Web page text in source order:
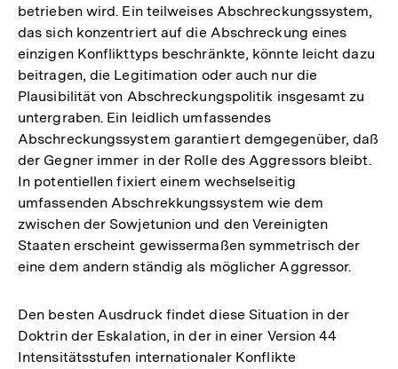
betrieben wird. Ein teilweises Abschreckungssystem,
das sich konzentriert auf die Abschreckung eines
einzigen Konflikttyps beschränkte, könnte leicht dazu
beitragen, die Legitimation oder auch nur die
Plausibilität von Abschreckungspolitik insgesamt zu
untergraben. Ein leidlich umfassendes
Abschreckungssystem garantiert demgegenüber, daß
der Gegner immer in der Rolle des Aggressors bleibt.
In potentiellen fixiert einem wechselseitig
umfassenden Abschrekkungssystem wie dem
zwischen der Sowjetunion und den Vereinigten
Staaten erscheint gewissermaßen symmetrisch der
eine dem andern ständig als möglicher Aggressor.
Den besten Ausdruck findet diese Situation in der
Doktrin der Eskalation, in der in einer Version 44
Intensitätsstufen internationaler Konflikte